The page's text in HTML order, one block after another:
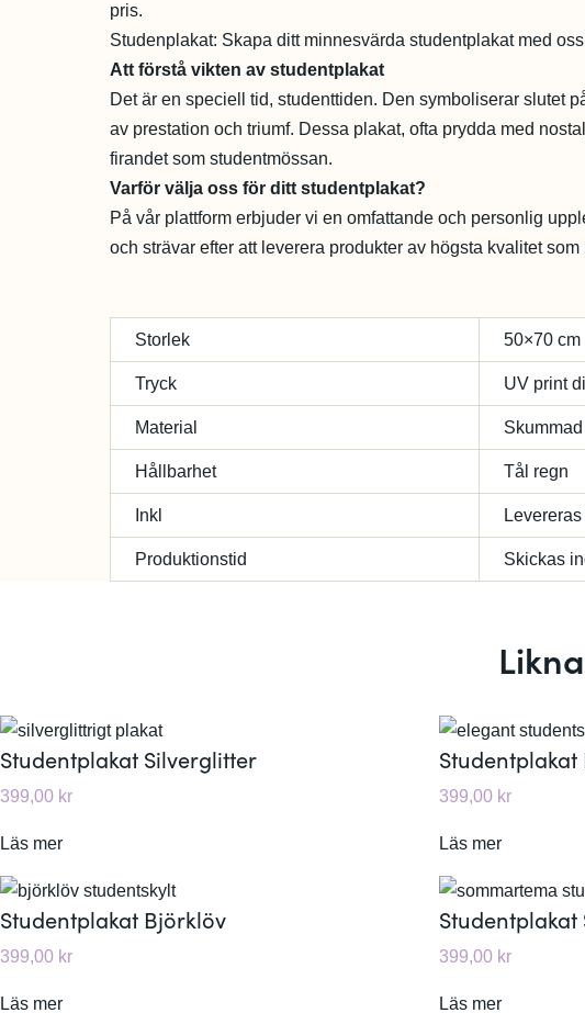
pris.
Studenplakat: Skapa ditt minnesvärda studentplakat med oss
Att förstå vikten av studentplakat
Det är en speciell tid, studenttiden. Den symboliserar slutet
av prestation och triumf. Dessa plakat, ofta prydda med
firandet som studentmössan.
Varför välja oss för ditt studentplakat?
På vår plattform erbjuder vi en omfattande och personlig
och strävar efter att leverera produkter av högsta kvalitet
Storlek 50×70 cm
Tryck UV print
Material
Hållbarhet Tål regn
Inkl
Produktionstid Skickas
Studentplakat Silverglitter
399,00 kr
Läs mer:
t
u
d
Studentplakat
399,00 kr
Läs mer:
t
u
d
Studentplakat Björklöv
399,00 kr
Läs mer:
399,00 kr
Läs mer: